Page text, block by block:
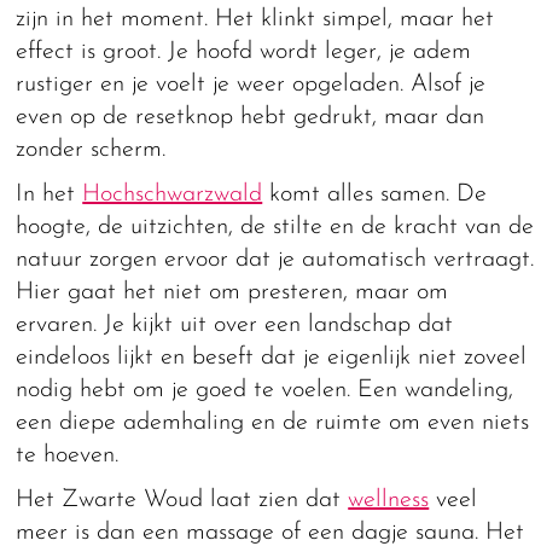
zijn in het moment. Het klinkt simpel, maar het
effect is groot. Je hoofd wordt leger, je adem
rustiger en je voelt je weer opgeladen. Alsof je
even op de resetknop hebt gedrukt, maar dan
zonder scherm.
In het Hochschwarzwald komt alles samen. De
hoogte, de uitzichten, de stilte en de kracht van de
natuur zorgen ervoor dat je automatisch vertraagt.
Hier gaat het niet om presteren, maar om
ervaren. Je kijkt uit over een landschap dat
eindeloos lijkt en beseft dat je eigenlijk niet zoveel
nodig hebt om je goed te voelen. Een wandeling,
een diepe ademhaling en de ruimte om even niets
te hoeven.
Het Zwarte Woud laat zien datwellness veel
meer is dan een massage of een dagje sauna. Het